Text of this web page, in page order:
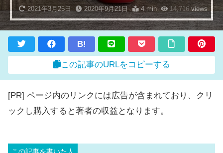
2021年3月25日 2020年9月21日 4 min 14,716views
B!
この記事のURLをコピーする
[PR] ページ内のリンクには広告が含まれており、クリ
ックし購入すると著者の収益となります。